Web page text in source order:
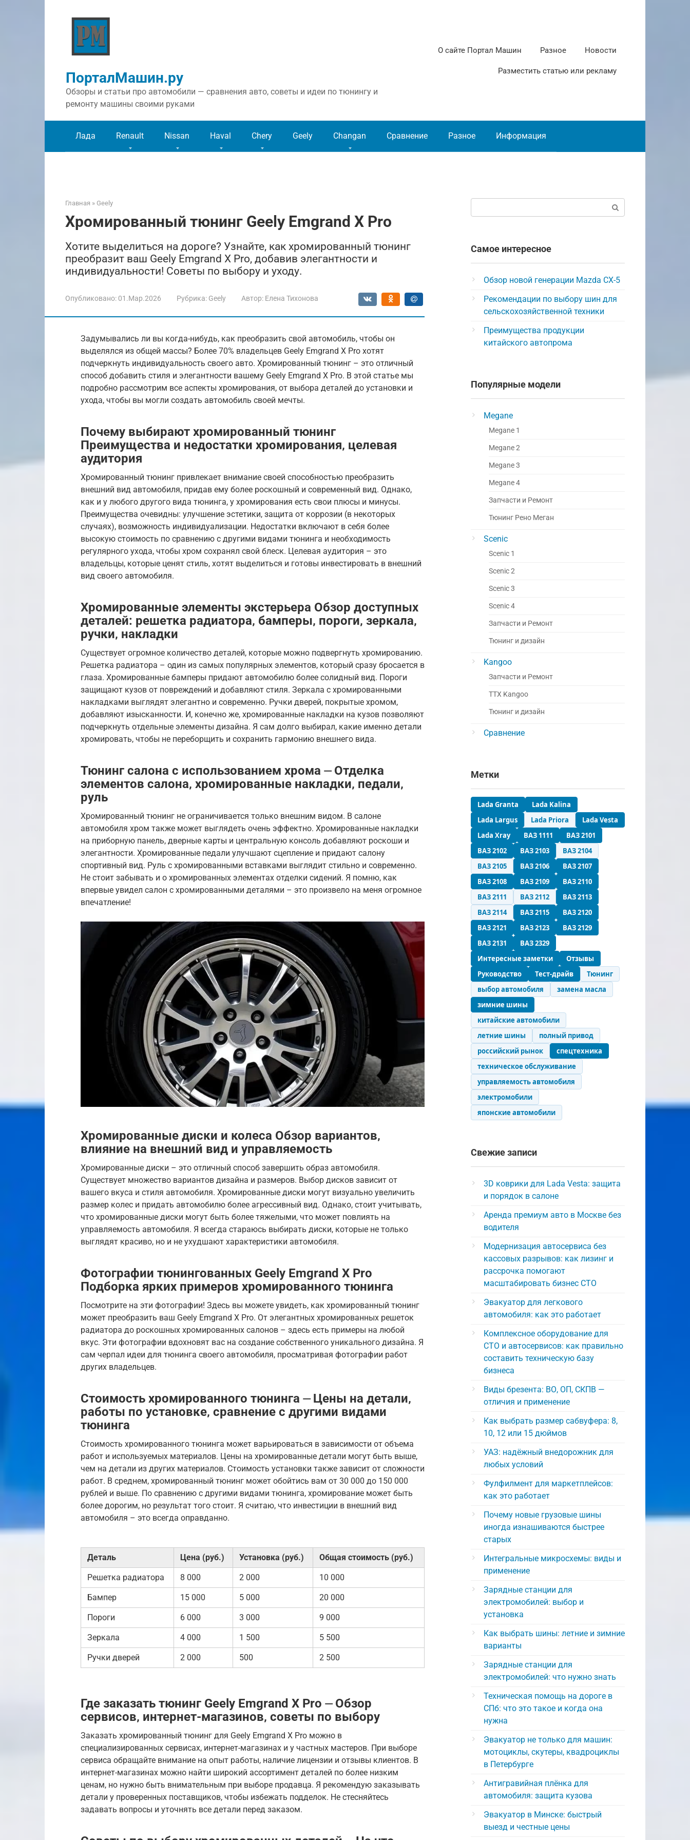
ПорталМашин.ру
Обзоры и статьи про автомобили — сравнения авто, советы и идеи по тюнингу и
ремонту машины своими руками
О сайте Портал Машин Разное Новости
Разместить статью или рекламу
Лада Renault Nissan Haval Chery Geely Changan Сравнение Разное Информация
Главная » Geely
Хромированный тюнинг Geely Emgrand X Pro
Хотите выделиться на дороге? Узнайте, как хромированный тюнинг
преобразит ваш Geely Emgrand X Pro, добавив элегантности и
индивидуальности! Советы по выбору и уходу.
Опубликовано: 01.Мар.2026 Рубрика: Geely Автор: Елена Тихонова
Задумывались ли вы когда-нибудь, как преобразить свой автомобиль, чтобы он
выделялся из общей массы? Более 70% владельцев Geely Emgrand X Pro хотят
подчеркнуть индивидуальность своего авто. Хромированный тюнинг – это отличный
способ добавить стиля и элегантности вашему Geely Emgrand X Pro. В этой статье мы
подробно рассмотрим все аспекты хромирования, от выбора деталей до установки и
ухода, чтобы вы могли создать автомобиль своей мечты.
Почему выбирают хромированный тюнинг
Преимущества и недостатки хромирования‚ целевая
аудитория
Хромированный тюнинг привлекает внимание своей способностью преобразить
внешний вид автомобиля, придав ему более роскошный и современный вид. Однако,
как и у любого другого вида тюнинга, у хромирования есть свои плюсы и минусы.
Преимущества очевидны: улучшение эстетики, защита от коррозии (в некоторых
случаях), возможность индивидуализации. Недостатки включают в себя более
высокую стоимость по сравнению с другими видами тюнинга и необходимость
регулярного ухода, чтобы хром сохранял свой блеск. Целевая аудитория – это
владельцы, которые ценят стиль, хотят выделиться и готовы инвестировать в внешний
вид своего автомобиля.
Хромированные элементы экстерьера Обзор доступных
деталей: решетка радиатора‚ бамперы‚ пороги‚ зеркала‚
ручки‚ накладки
Существует огромное количество деталей, которые можно подвергнуть хромированию.
Решетка радиатора – один из самых популярных элементов, который сразу бросается в
глаза. Хромированные бамперы придают автомобилю более солидный вид. Пороги
защищают кузов от повреждений и добавляют стиля. Зеркала с хромированными
накладками выглядят элегантно и современно. Ручки дверей, покрытые хромом,
добавляют изысканности. И, конечно же, хромированные накладки на кузов позволяют
подчеркнуть отдельные элементы дизайна. Я сам долго выбирал, какие именно детали
хромировать, чтобы не переборщить и сохранить гармонию внешнего вида.
Тюнинг салона с использованием хрома ⏤ Отделка
элементов салона‚ хромированные накладки‚ педали‚
руль
Хромированный тюнинг не ограничивается только внешним видом. В салоне
автомобиля хром также может выглядеть очень эффектно. Хромированные накладки
на приборную панель, дверные карты и центральную консоль добавляют роскоши и
элегантности. Хромированные педали улучшают сцепление и придают салону
спортивный вид. Руль с хромированными вставками выглядит стильно и современно.
Не стоит забывать и о хромированных элементах отделки сидений. Я помню, как
впервые увидел салон с хромированными деталями – это произвело на меня огромное
впечатление!
Хромированные диски и колеса Обзор вариантов‚
влияние на внешний вид и управляемость
Хромированные диски – это отличный способ завершить образ автомобиля.
Существует множество вариантов дизайна и размеров. Выбор дисков зависит от
вашего вкуса и стиля автомобиля. Хромированные диски могут визуально увеличить
размер колес и придать автомобилю более агрессивный вид. Однако, стоит учитывать,
что хромированные диски могут быть более тяжелыми, что может повлиять на
управляемость автомобиля. Я всегда стараюсь выбирать диски, которые не только
выглядят красиво, но и не ухудшают характеристики автомобиля.
Фотографии тюнингованных Geely Emgrand X Pro
Подборка ярких примеров хромированного тюнинга
Посмотрите на эти фотографии! Здесь вы можете увидеть, как хромированный тюнинг
может преобразить ваш Geely Emgrand X Pro. От элегантных хромированных решеток
радиатора до роскошных хромированных салонов – здесь есть примеры на любой
вкус. Эти фотографии вдохновят вас на создание собственного уникального дизайна. Я
сам черпал идеи для тюнинга своего автомобиля, просматривая фотографии работ
других владельцев.
Стоимость хромированного тюнинга ⏤ Цены на детали‚
работы по установке‚ сравнение с другими видами
тюнинга
Стоимость хромированного тюнинга может варьироваться в зависимости от объема
работ и используемых материалов. Цены на хромированные детали могут быть выше,
чем на детали из других материалов. Стоимость установки также зависит от сложности
работ. В среднем, хромированный тюнинг может обойтись вам от 30 000 до 150 000
рублей и выше. По сравнению с другими видами тюнинга, хромирование может быть
более дорогим, но результат того стоит. Я считаю, что инвестиции в внешний вид
автомобиля – это всегда оправданно.
Деталь Цена (руб.) Установка (руб.) Общая стоимость (руб.)
Решетка радиатора 8 000 2 000 10 000
Бампер 15 000 5 000 20 000
Пороги 6 000 3 000 9 000
Зеркала 4 000 1 500 5 500
Ручки дверей 2 000 500 2 500
Где заказать тюнинг Geely Emgrand X Pro ⏤ Обзор
сервисов‚ интернет-магазинов‚ советы по выбору
Заказать хромированный тюнинг для Geely Emgrand X Pro можно в
специализированных сервисах, интернет-магазинах и у частных мастеров. При выборе
сервиса обращайте внимание на опыт работы, наличие лицензии и отзывы клиентов. В
интернет-магазинах можно найти широкий ассортимент деталей по более низким
ценам, но нужно быть внимательным при выборе продавца. Я рекомендую заказывать
детали у проверенных поставщиков, чтобы избежать подделок. Не стесняйтесь
задавать вопросы и уточнять все детали перед заказом.
Самое интересное
Обзор новой генерации Mazda CX-5
Рекомендации по выбору шин для
сельскохозяйственной техники
Преимущества продукции
китайского автопрома
Популярные модели
Megane
Megane 1
Megane 2
Megane 3
Megane 4
Запчасти и Ремонт
Тюнинг Рено Меган
Scenic
Scenic 1
Scenic 2
Scenic 3
Scenic 4
Запчасти и Ремонт
Тюнинг и дизайн
Kangoo
Запчасти и Ремонт
ТТХ Kangoo
Тюнинг и дизайн
Сравнение
Метки
Lada Granta
Lada Kalina
Lada Largus
Lada Priora
Lada Vesta
Lada Xray
ВАЗ 1111
ВАЗ 2101
ВАЗ 2102
ВАЗ 2103
ВАЗ 2104
ВАЗ 2105
ВАЗ 2106
ВАЗ 2107
ВАЗ 2108
ВАЗ 2109
ВАЗ 2110
ВАЗ 2111
ВАЗ 2112
ВАЗ 2113
ВАЗ 2114
ВАЗ 2115
ВАЗ 2120
ВАЗ 2121
ВАЗ 2123
ВАЗ 2129
ВАЗ 2131
ВАЗ 2329
Интересные заметки
Отзывы
Руководство
Тест-драйв
Тюнинг
выбор автомобиля
замена масла
зимние шины
китайские автомобили
летние шины
полный привод
российский рынок
спецтехника
техническое обслуживание
управляемость автомобиля
электромобили
японские автомобили
Свежие записи
3D коврики для Lada Vesta: защита
и порядок в салоне
Аренда премиум авто в Москве без
водителя
Модернизация автосервиса без
кассовых разрывов: как лизинг и
рассрочка помогают
масштабировать бизнес СТО
Эвакуатор для легкового
автомобиля: как это работает
Комплексное оборудование для
СТО и автосервисов: как правильно
составить техническую базу
бизнеса
Виды брезента: ВО, ОП, СКПВ —
отличия и применение
Как выбрать размер сабвуфера: 8,
10, 12 или 15 дюймов
УАЗ: надёжный внедорожник для
любых условий
Фулфилмент для маркетплейсов:
как это работает
Почему новые грузовые шины
иногда изнашиваются быстрее
старых
Интегральные микросхемы: виды и
применение
Зарядные станции для
электромобилей: выбор и
установка
Как выбрать шины: летние и зимние
варианты
Зарядные станции для
электромобилей: что нужно знать
Техническая помощь на дороге в
СПб: что это такое и когда она
нужна
Эвакуатор не только для машин:
мотоциклы, скутеры, квадроциклы
в Петербурге
Антигравийная плёнка для
автомобиля: защита кузова
Эвакуатор в Минске: быстрый
выезд и честные цены